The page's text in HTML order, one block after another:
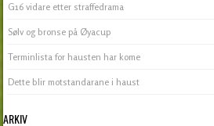
G16 vidare etter straffedrama
Sølv og bronse på Øyacup
Terminlista for hausten har kome
Dette blir motstandarane i haust
ARKIV